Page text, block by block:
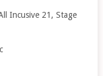
Incusive 21, Stage